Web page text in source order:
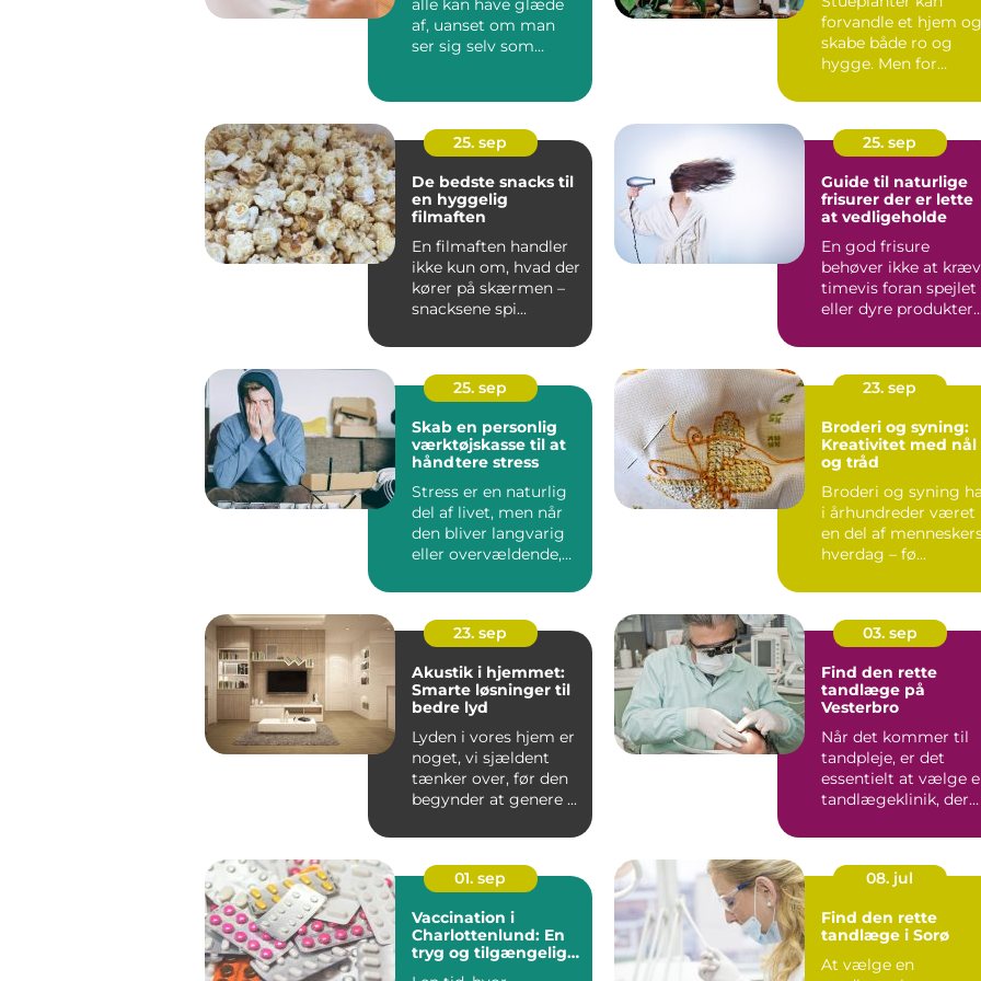
af, uanset om man
ser sig selv som
forvandle et hjem og
skabe både ro og
hygge. Men for
entusiasme...
25. sep
De bedste snacks til
en hyggelig
filmaften
En filmaften handler
ikke kun om, hvad der
kører på skærmen –
snacksene spi...
25. sep
Guide til naturlige
frisurer der er lette
at vedligeholde
En god frisure
behøver ikke at
timevis foran spejlet
eller dyre produkter.
25. sep
Skab en personlig
værktøjskasse til at
håndtere stress
Stress er en naturlig
del af livet, men når
den bliver langvarig
eller overvældende,
23. sep
Broderi og syning:
Kreativitet med nål
og tråd
Broderi og syning
i århundreder været
en del af
hverdag – fø...
23. sep
Akustik i hjemmet:
Smarte løsninger til
bedre lyd
Lyden i vores hjem er
noget, vi sjældent
tænker over, før den
begynder at genere ...
03. sep
Find den rette
tandlæge på
Vesterbro
Når det kommer til
tandpleje, er det
essentielt at vælge
tandlægeklinik, der
01. sep
Vaccination i
Charlottenlund: En
tryg og tilgængelig
08. jul
Find den rette
tandlæge i Sorø
At vælge en